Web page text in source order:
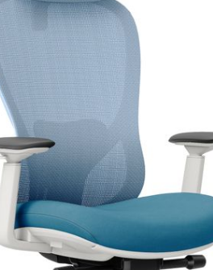
Garderoben
Zubehör
Büromöbel-Sets
Einzelarbeitsplätze
Chefbüros
Gruppenarbeitsplätze